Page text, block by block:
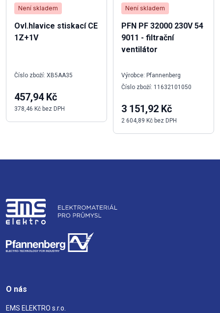
Není skladem
Ovl.hlavice stiskací CE
1Z+1V
Číslo zboží: XB5AA35
457,94 Kč
378,46 Kč bez DPH
Není skladem
PFN PF 32000 230V 54
9011 - filtrační
ventilátor
Výrobce: Pfannenberg
Číslo zboží: 11632101050
3 151,92 Kč
2 604,89 Kč bez DPH
O nás
EMS ELEKTRO s.r.o.